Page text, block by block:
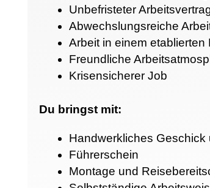
Unbefristeter
Abwechslungsreiche
Arbeit in einem etablierten
Freundliche
Krisensicherer Job
Du bringst mit:
Handwerkliches
Führerschein
Montage und